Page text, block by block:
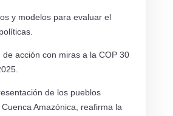
y modelos para evaluar el
acción con miras a la COP 30
de los pueblos
Amazónica, reafirma la